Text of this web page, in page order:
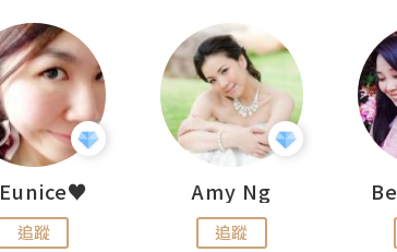
追蹤
Amy Ng
追蹤